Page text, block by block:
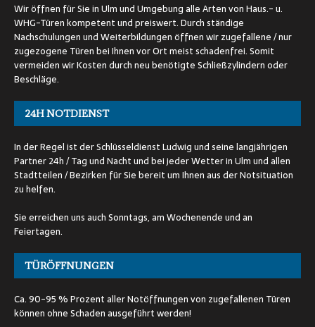
Wir öffnen für Sie in Ulm und Umgebung alle Arten von Haus.- u.
WHG-Türen kompetent und preiswert. Durch ständige
Nachschulungen und Weiterbildungen öffnen wir zugefallene / nur
zugezogene Türen bei Ihnen vor Ort meist schadenfrei. Somit
vermeiden wir Kosten durch neu benötigte Schließzylindern oder
Beschläge.
24H NOTDIENST
In der Regel ist der Schlüsseldienst Ludwig und seine langjährigen
Partner 24h / Tag und Nacht und bei jeder Wetter in Ulm und allen
Stadtteilen / Bezirken für Sie bereit um Ihnen aus der Notsituation
zu helfen.
Sie erreichen uns auch Sonntags, am Wochenende und an
Feiertagen.
TÜRÖFFNUNGEN
Ca. 90-95 % Prozent aller Notöffnungen von zugefallenen Türen
können ohne Schaden ausgeführt werden!